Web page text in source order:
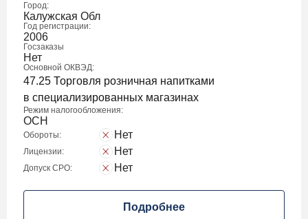
Город:
Калужская Обл
Год регистрации:
2006
Госзаказы
Нет
Основной ОКВЭД:
47.25 Торговля розничная напитками
в специализированных магазинах
Режим налогообложения:
ОСН
Обороты: Нет
Лицензии: Нет
Допуск СРО: Нет
Подробнее